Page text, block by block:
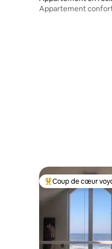
Appartement
Coups de cœur
Coup de cœur